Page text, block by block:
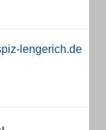
lengerich.de